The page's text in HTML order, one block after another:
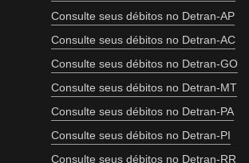
Consulte seus débitos no Detran-AP
Consulte seus débitos no Detran-AC
Consulte seus débitos no Detran-GO
Consulte seus débitos no Detran-MT
Consulte seus débitos no Detran-PA
Consulte seus débitos no Detran-PI
Consulte seus débitos no Detran-RR